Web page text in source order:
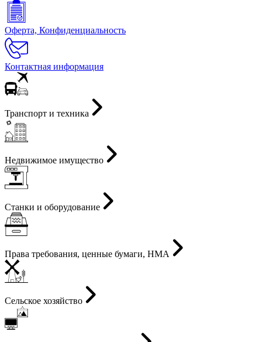
Оферта, Конфиденциальность
Контактная информация
Транспорт и техника
Недвижимое имущество
Станки и оборудование
Права требования, ценные бумаги, НМА
Сельское хозяйство